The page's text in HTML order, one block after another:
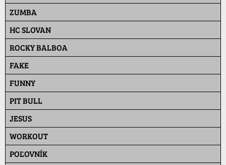
ZUMBA
HC SLOVAN
ROCKY BALBOA
FAKE
FUNNY
PIT BULL
JESUS
WORKOUT
POĽOVNÍK